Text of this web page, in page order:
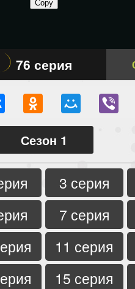
76 серия
Сезон 1
3 серия
7 серия
11 серия
15 серия